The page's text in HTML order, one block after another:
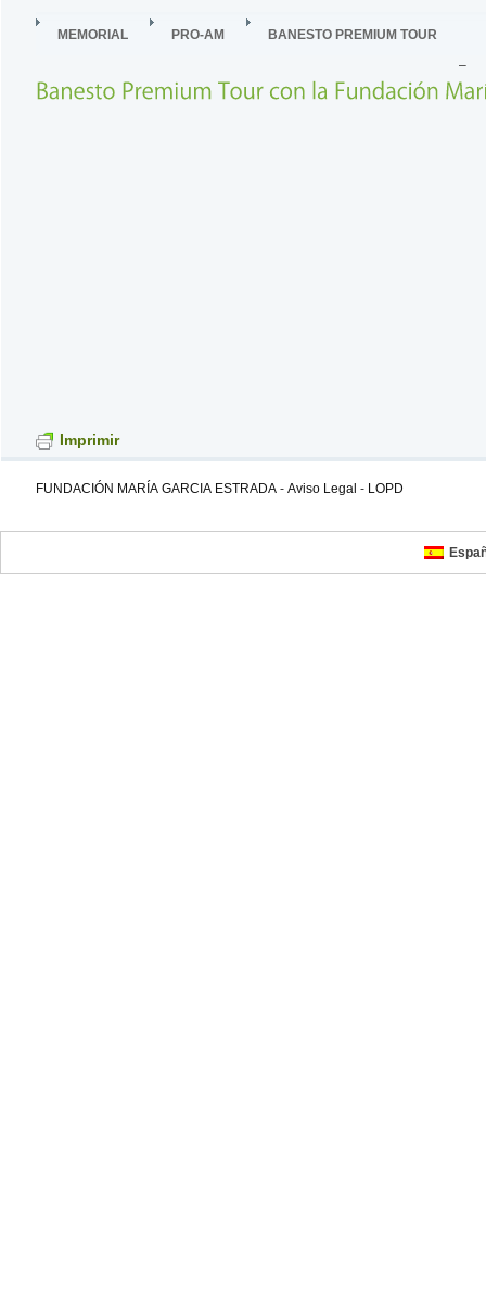
MEMORIAL PRO-AM
BANESTO PREMIUM TOUR
–
Imprimir
FUNDACIÓN MARÍA GARCIA ESTRADA - Aviso Legal - LOPD